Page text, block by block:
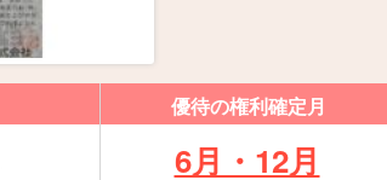
優待の権利確定月
6月・12月